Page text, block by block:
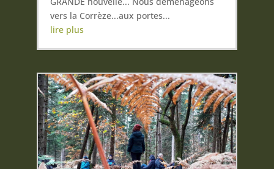
vers la Corrèze...aux portes...
lire plus